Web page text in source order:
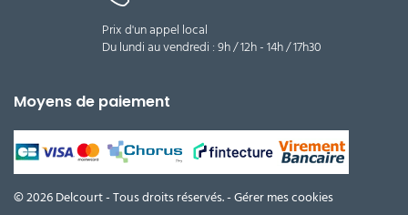
Prix d'un appel local
Du lundi au vendredi : 9h / 12h - 14h / 17h30
Moyens de paiement
© 2026 Delcourt - Tous droits réservés. -Gérer mes cookies